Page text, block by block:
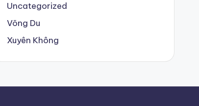
Uncategorized
Võng Du
Xuyên Không